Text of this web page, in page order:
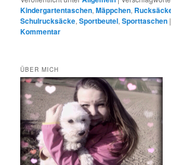
Kindergartentaschen,Mäppchen,
Schulrucksäcke,Sportbeutel,Sporttaschen
Kommentar
ÜBER MICH